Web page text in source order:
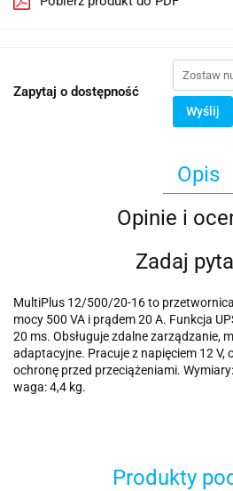
Zapytaj o dostępność
Wyślij
Opis
Opinie i
Zadaj
MultiPlus 12/500/20-16 to
mocy 500 VA i prądem 20 A. Funkcja
20 ms. Obsługuje zdalne zarządzanie,
adaptacyjne. Pracuje z napięciem 12 V,
ochronę przed przeciążeniami.
waga: 4,4 kg.
Produkty